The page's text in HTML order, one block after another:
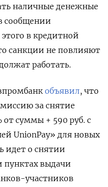
наличные денежные
сообщении
в кредитной
санкции не повлияют
работать.
объявил, что
за снятие
суммы + 590 руб. с
UnionPay» для новых
идет о снятии
пунктах выдачи
участников